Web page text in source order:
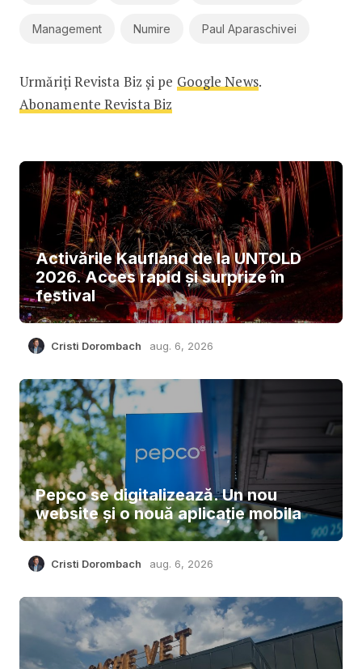
Management Numire Paul Aparaschivei
Urmăriți Revista Biz și pe Google News.
Abonamente Revista Biz
Activările Kaufland de la UNTOLD
2026. Acces rapid și surprize în
festival
Cristi Dorombach aug. 6, 2026
Pepco se digitalizează. Un nou
website și o nouă aplicație mobila
Cristi Dorombach aug. 6, 2026